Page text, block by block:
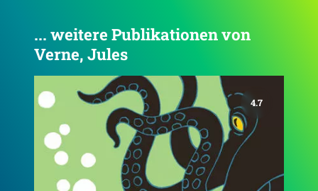
... weitere Publikationen von
Verne, Jules